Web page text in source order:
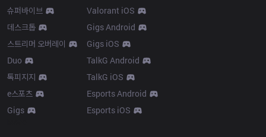
슈퍼바이브
데스크톱
스트리머 오버레이
Duo
톡피지지
e스포츠
Gigs
Valorant iOS
Gigs Android
Gigs iOS
TalkG Android
TalkG iOS
Esports Android
Esports iOS